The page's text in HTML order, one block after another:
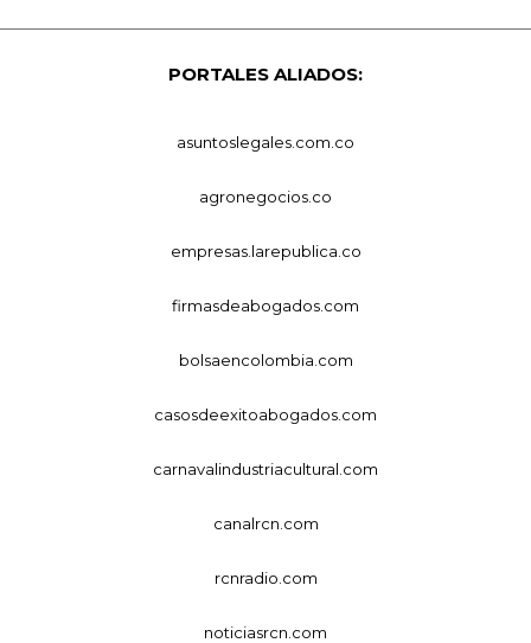
PORTALES ALIADOS:
asuntoslegales.com.co
agronegocios.co
empresas.larepublica.co
firmasdeabogados.com
bolsaencolombia.com
casosdeexitoabogados.com
carnavalindustriacultural.com
canalrcn.com
rcnradio.com
noticiasrcn.com